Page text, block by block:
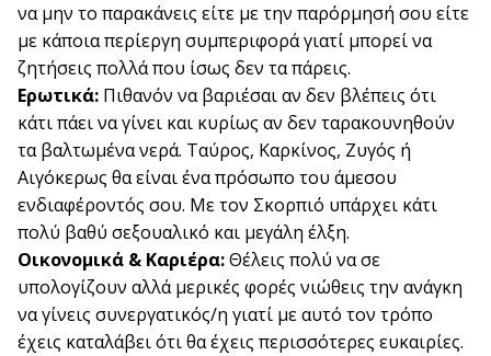
να μην το παρακάνεις είτε με την παρόρμησή σου είτε
με κάποια περίεργη συμπεριφορά γιατί μπορεί να
ζητήσεις πολλά που ίσως δεν τα πάρεις.
Ερωτικά: Πιθανόν να βαριέσαι αν δεν βλέπεις ότι
κάτι πάει να γίνει και κυρίως αν δεν ταρακουνηθούν
τα βαλτωμένα νερά. Ταύρος, Καρκίνος, Ζυγός ή
Αιγόκερως θα είναι ένα πρόσωπο του άμεσου
ενδιαφέροντός σου. Με τον Σκορπιό υπάρχει κάτι
πολύ βαθύ σεξουαλικό και μεγάλη έλξη.
Οικονομικά & Καριέρα:Θέλεις πολύ να σε
υπολογίζουν αλλά μερικές φορές νιώθεις την ανάγκη
να γίνεις συνεργατικός/η γιατί με αυτό τον τρόπο
έχεις καταλάβει ότι θα έχεις περισσότερες ευκαιρίες.